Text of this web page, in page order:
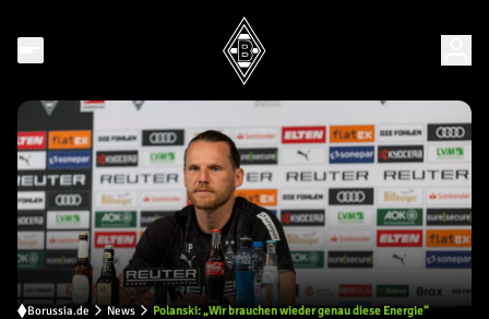
Borussia.de News Polanski: „Wir brauchen wieder genau diese Energie“